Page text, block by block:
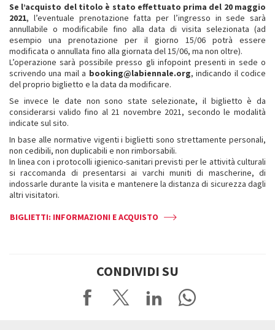
Se l’acquisto del titolo è stato effettuato prima del 20 maggio
2021, l’eventuale prenotazione fatta per l’ingresso in sede sarà
annullabile o modificabile fino alla data di visita selezionata (ad
esempio una prenotazione per il giorno 15/06 potrà essere
modificata o annullata fino alla giornata del 15/06, ma non oltre).
L’operazione sarà possibile presso gli infopoint presenti in sede o
scrivendo una mail a booking@labiennale.org, indicando il codice
del proprio biglietto e la data da modificare.
Se invece le date non sono state selezionate, il biglietto è da
considerarsi valido fino al 21 novembre 2021, secondo le modalità
indicate sul sito.
In base alle normative vigenti i biglietti sono strettamente personali,
non cedibili, non duplicabili e non rimborsabili.
In linea con i protocolli igienico-sanitari previsti per le attività culturali
si raccomanda di presentarsi ai varchi muniti di mascherine, di
indossarle durante la visita e mantenere la distanza di sicurezza dagli
altri visitatori.
BIGLIETTI: INFORMAZIONI E ACQUISTO
CONDIVIDI SU